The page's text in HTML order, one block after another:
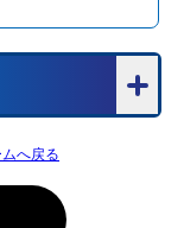
へ戻る